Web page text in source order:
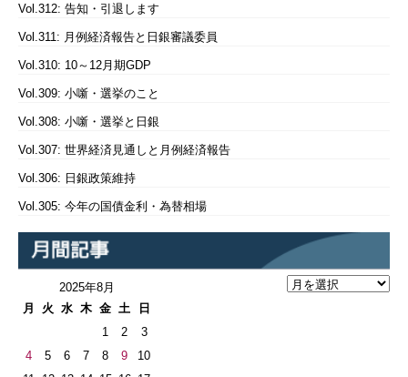
Vol.312: 告知・引退します
Vol.311: 月例経済報告と日銀審議委員
Vol.310: 10～12月期GDP
Vol.309: 小噺・選挙のこと
Vol.308: 小噺・選挙と日銀
Vol.307: 世界経済見通しと月例経済報告
Vol.306: 日銀政策維持
Vol.305: 今年の国債金利・為替相場
2025年8月
月
火 水 木 金 土 日
1 2
3
4
5 6 7 8 9
10